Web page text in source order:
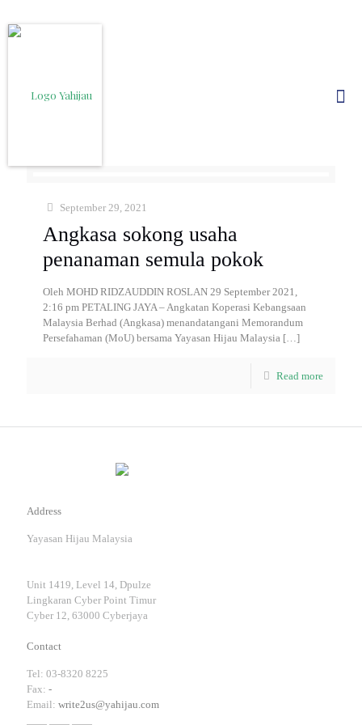
September 29, 2021
Angkasa sokong usaha
penanaman semula pokok
Oleh MOHD RIDZAUDDIN ROSLAN 29 September 2021,
2:16 pm PETALING JAYA – Angkatan Koperasi Kebangsaan
Malaysia Berhad (Angkasa) menandatangani Memorandum
Persefahaman (MoU) bersama Yayasan Hijau Malaysia […]
Read more
Address
Yayasan Hijau Malaysia
Unit 1419, Level 14, Dpulze
Lingkaran Cyber Point Timur
Cyber 12, 63000 Cyberjaya
Contact
Tel: 03-8320 8225
Fax: -
Email: write2us@yahijau.com